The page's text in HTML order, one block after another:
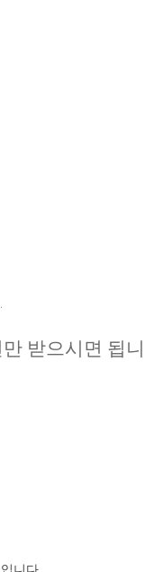
받으시면 됩니